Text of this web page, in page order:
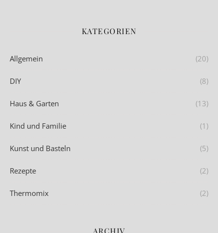
KATEGORIEN
Allgemein (20)
DIY (8)
Haus & Garten (13)
Kind und Familie (1)
Kunst und Basteln (5)
Rezepte (2)
Thermomix (2)
ARCHIV